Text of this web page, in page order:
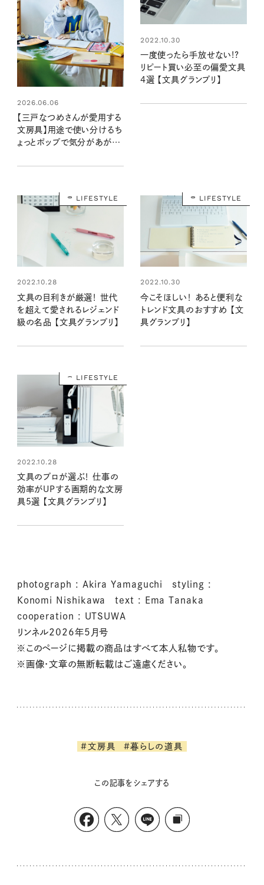
2026.06.06
【三戸なつめさんが愛用する
文房具】用途で使い分けるち
ょっとポップで気分があがる
2022.10.30
一度使ったら手放せない!?
リピート買い必至の偏愛文具
4選 【文具グランプリ】
LIFESTYLE
2022.10.28
文具の目利きが厳選！ 世代
を超えて愛されるレジェンド
級の名品 【文具グランプリ】
LIFESTYLE
2022.10.30
今こそほしい！ あると便利な
トレンド文具のおすすめ 【文
具グランプリ】
LIFESTYLE
2022.10.28
文具のプロが選ぶ！ 仕事の
効率がUPする画期的な文房
具5選 【文具グランプリ】
photograph : Akira Yamaguchi styling :
Konomi Nishikawa text : Ema Tanaka
cooperation : UTSUWA
リンネル2026年5月号
※このページに掲載の商品はすべて本人私物です。
※画像・文章の無断転載はご遠慮ください。
#文房具 #暮らしの道具
この記事をシェアする